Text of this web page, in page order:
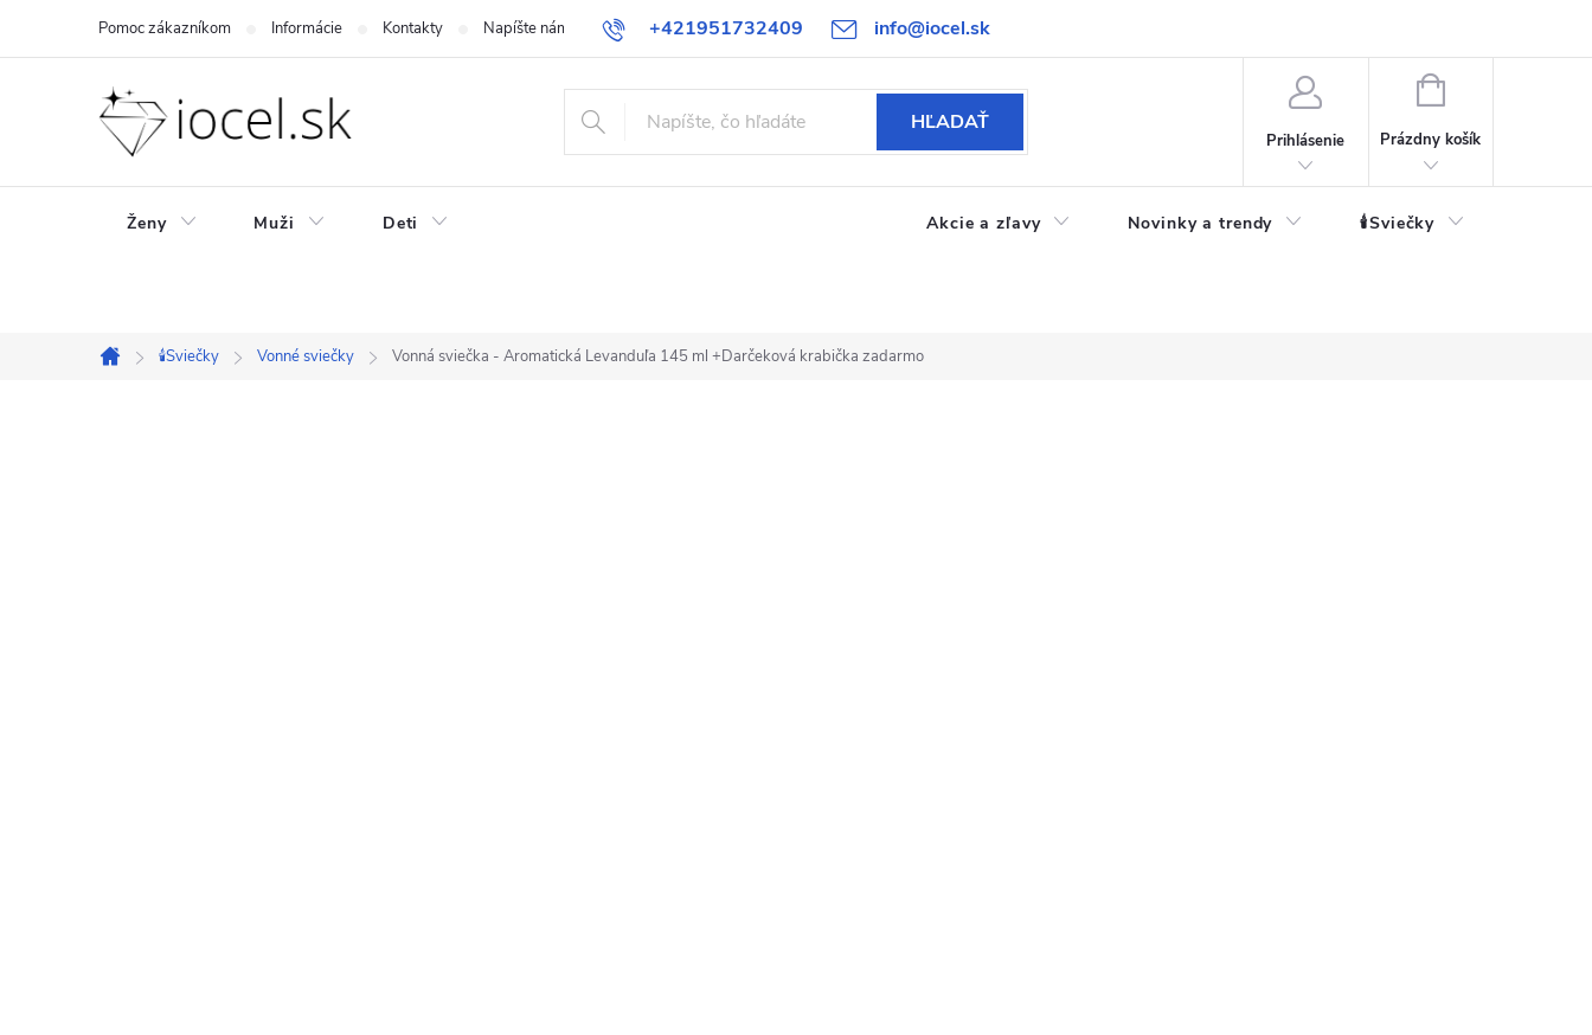
+421951732409 info@iocel.sk
Pomoc zákazníkom Informácie Kontakty Napíšte nám Blog Obchodné podmienky Obľúbené Bezpečnostné informácie
HĽADAŤ
Prihlásenie
NÁKUPNÝ
Prázdny košík
Ženy Muži Deti Akcie a zľavy Novinky a trendy 🕯️Sviečky
Domov
🕯️Sviečky Vonné sviečky Vonná sviečka - Aromatická Levanduľa 145 ml +Darčeková krabička zadarmo